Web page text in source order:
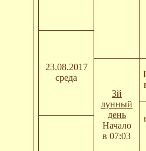
23.08.2017
среда
3й
лунный
день
Начало
в 07:03